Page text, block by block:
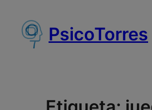
contenido
PsicoTorres